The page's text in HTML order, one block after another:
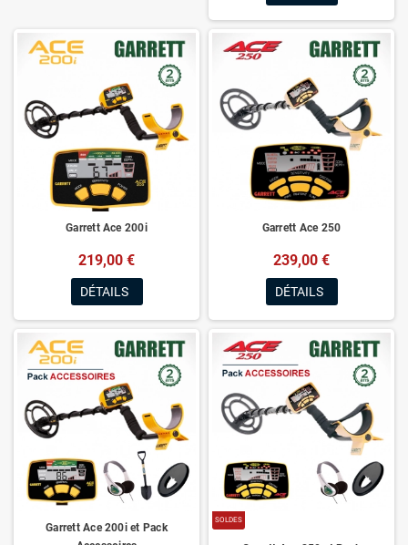
Garrett Ace 200i
219,00 €
DÉTAILS
Garrett Ace 250
239,00 €
DÉTAILS
Garrett Ace 200i et Pack
SOLDES